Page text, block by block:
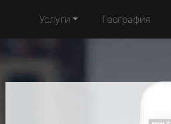
Услуги География